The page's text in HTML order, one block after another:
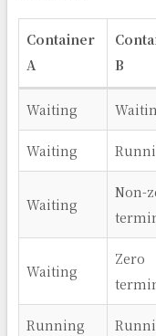
Container
A
B
Waiting
Waiting
Waiting
Non-
Waiting
Zero
Running